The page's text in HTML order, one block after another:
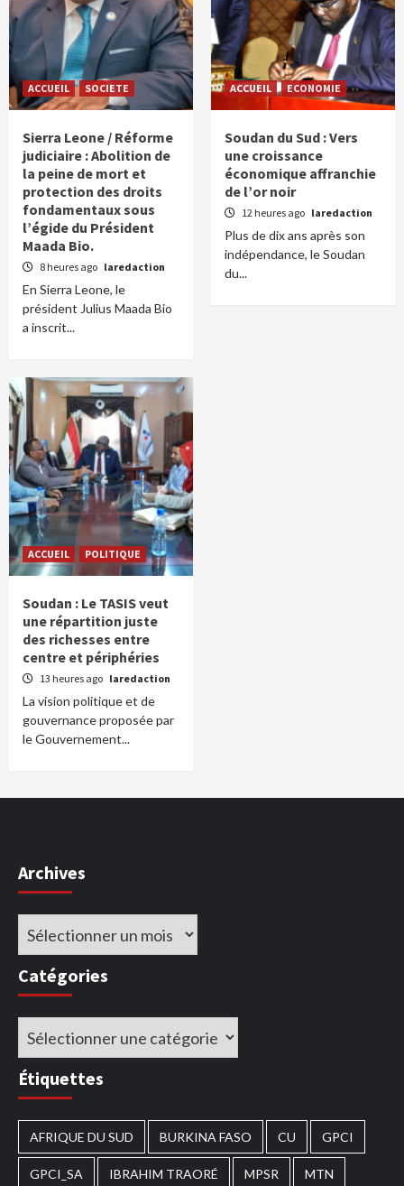
ACCUEIL SOCIETE
Sierra Leone / Réforme
judiciaire : Abolition de
la peine de mort et
protection des droits
fondamentaux sous
l’égide du Président
Maada Bio.
8 heures ago laredaction
En Sierra Leone, le
président Julius Maada Bio
a inscrit...
ACCUEIL ECONOMIE
Soudan du Sud : Vers
une croissance
économique affranchie
de l’or noir
12 heures ago laredaction
Plus de dix ans après son
indépendance, le Soudan
du...
ACCUEIL POLITIQUE
Soudan : Le TASIS veut
une répartition juste
des richesses entre
centre et périphéries
13 heures ago laredaction
La vision politique et de
gouvernance proposée par
le Gouvernement...
Archives
Archives
Catégories
Catégories
Étiquettes
AFRIQUE DU SUD BURKINA FASO CU GPCI
GPCI_SA IBRAHIM TRAORÉ MPSR MTN